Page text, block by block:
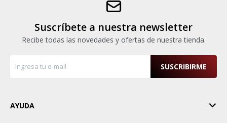
Suscríbete a nuestra newsletter
Recibe todas las novedades y ofertas de nuestra tienda.
SUSCRIBIRME
AYUDA